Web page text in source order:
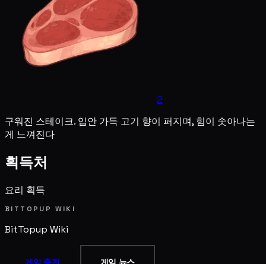
2
구워진 스테이크. 입안 가득 고기 향이 퍼지며, 힘이 솟아나는
게 느껴진다
획득처
요리 획득
BITTOPUP WIKI
BitTopup Wiki